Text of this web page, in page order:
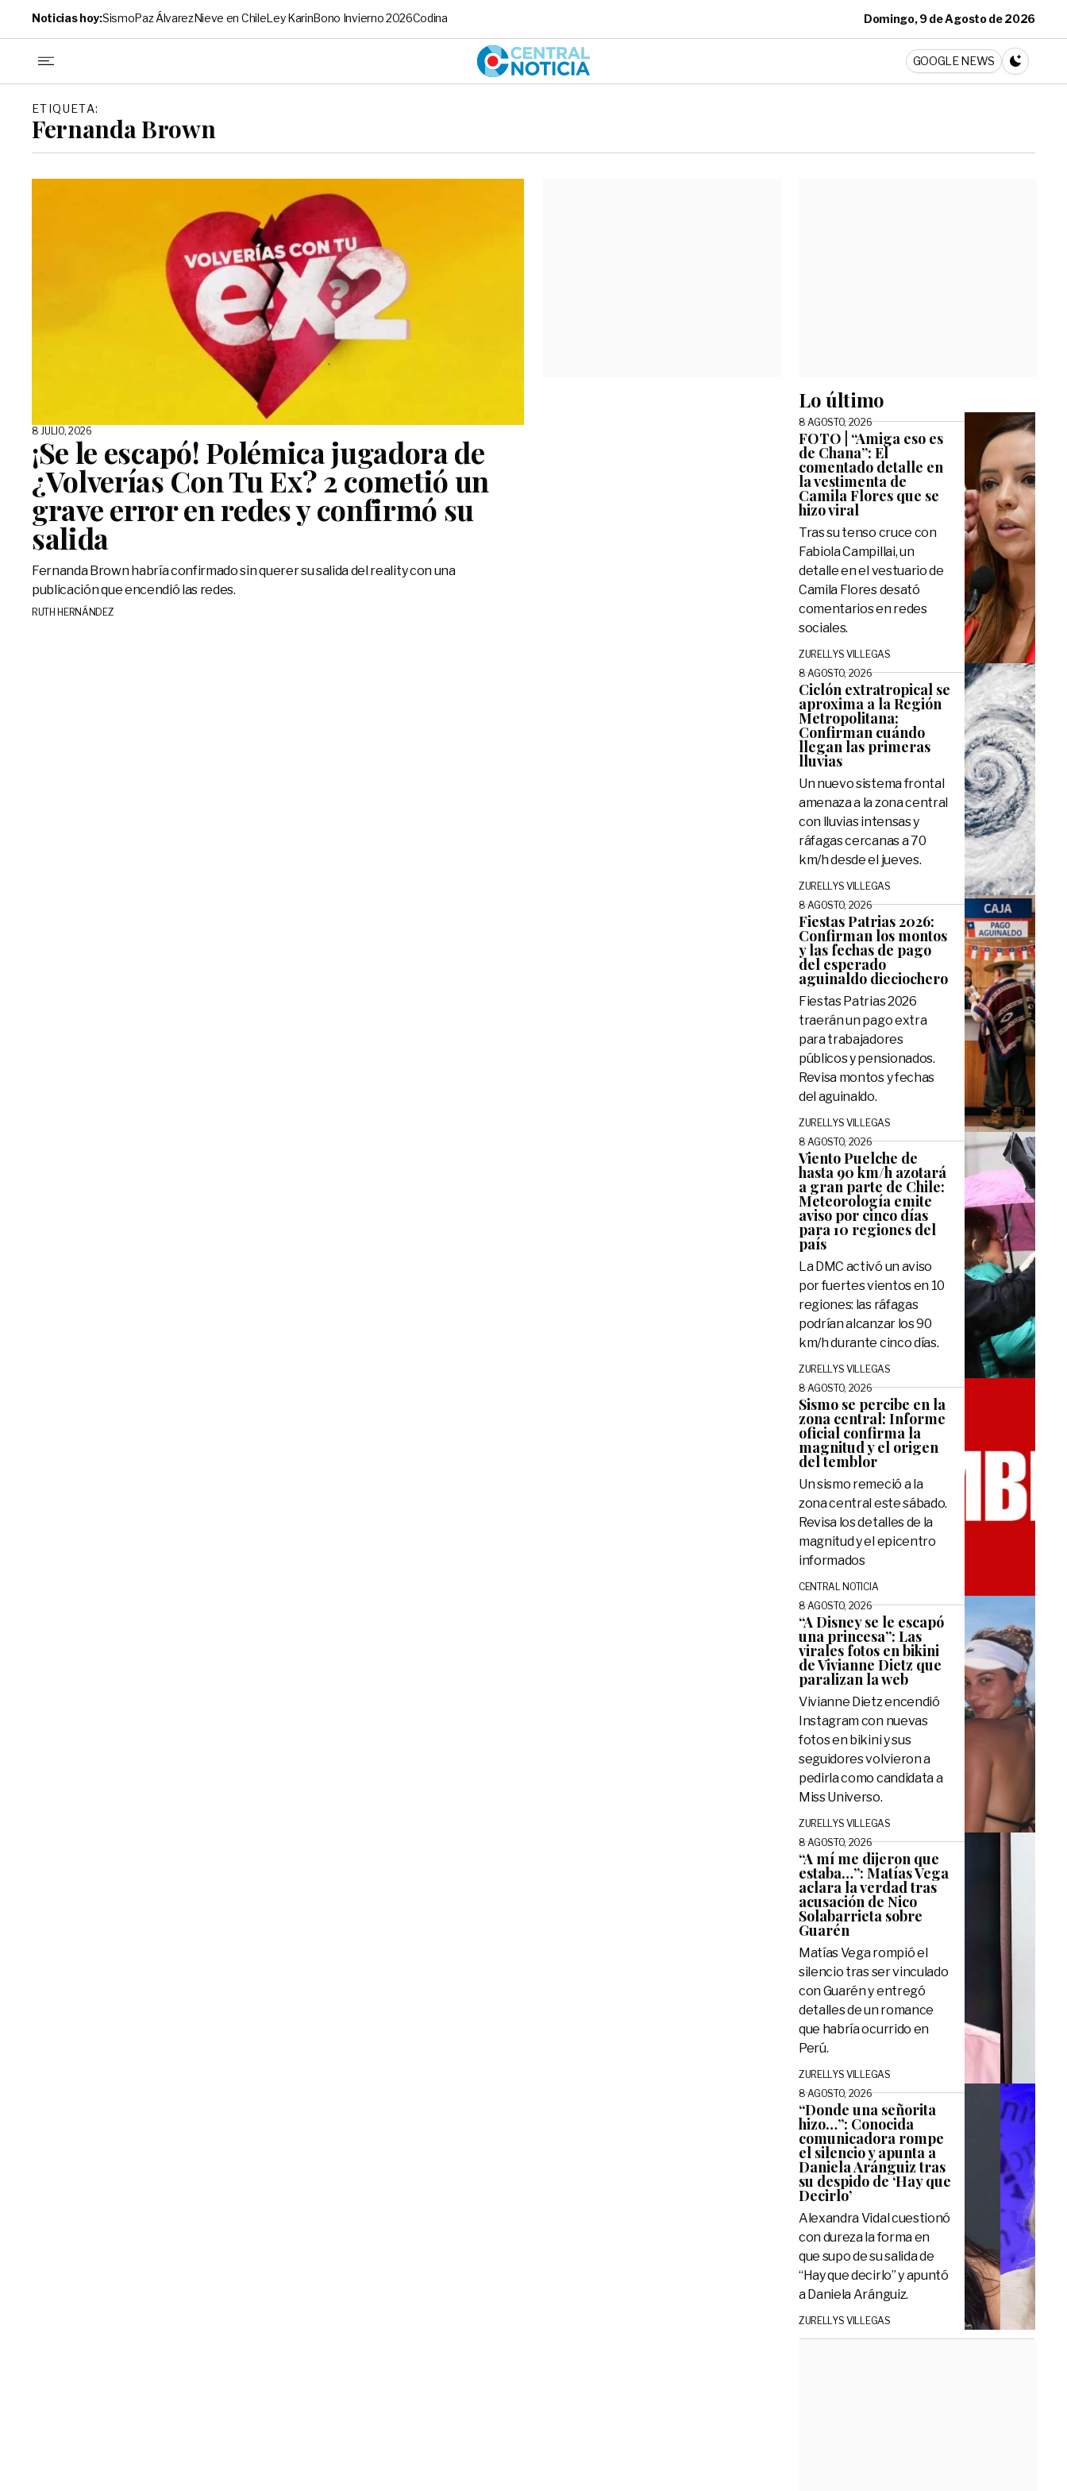
Noticias hoy:SismoPaz ÁlvarezNieve en ChileLey KarinBono Invierno 2026Codina Domingo, 9 de Agosto de 2026
Central Noticia
GOOGLE NEWS
CAMBIA A
ETIQUETA:
Fernanda Brown
8 JULIO, 2026
¡Se le escapó! Polémica jugadora de
¿Volverías Con Tu Ex? 2 cometió un
grave error en redes y confirmó su
salida
Fernanda Brown habría confirmado sin querer su salida del reality con una
publicación que encendió las redes.
RUTH HERNÁNDEZ
Lo último
8 AGOSTO, 2026
FOTO | “Amiga eso es
de Chana”: El
comentado detalle en
la vestimenta de
Camila Flores que se
hizo viral
Tras su tenso cruce con
Fabiola Campillai, un
detalle en el vestuario de
Camila Flores desató
comentarios en redes
sociales.
ZURELLYS VILLEGAS
8 AGOSTO, 2026
Ciclón extratropical se
aproxima a la Región
Metropolitana:
Confirman cuándo
llegan las primeras
lluvias
Un nuevo sistema frontal
amenaza a la zona central
con lluvias intensas y
ráfagas cercanas a 70
km/h desde el jueves.
ZURELLYS VILLEGAS
8 AGOSTO, 2026
Fiestas Patrias 2026:
Confirman los montos
y las fechas de pago
del esperado
aguinaldo dieciochero
Fiestas Patrias 2026
traerán un pago extra
para trabajadores
públicos y pensionados.
Revisa montos y fechas
del aguinaldo.
ZURELLYS VILLEGAS
8 AGOSTO, 2026
Viento Puelche de
hasta 90 km/h azotará
a gran parte de Chile:
Meteorología emite
aviso por cinco días
para 10 regiones del
país
La DMC activó un aviso
por fuertes vientos en 10
regiones: las ráfagas
podrían alcanzar los 90
km/h durante cinco días.
ZURELLYS VILLEGAS
8 AGOSTO, 2026
Sismo se percibe en la
zona central: Informe
oficial confirma la
magnitud y el origen
del temblor
Un sismo remeció a la
zona central este sábado.
Revisa los detalles de la
magnitud y el epicentro
informados
CENTRAL NOTICIA
8 AGOSTO, 2026
“A Disney se le escapó
una princesa”: Las
virales fotos en bikini
de Vivianne Dietz que
paralizan la web
Vivianne Dietz encendió
Instagram con nuevas
fotos en bikini y sus
seguidores volvieron a
pedirla como candidata a
Miss Universo.
ZURELLYS VILLEGAS
8 AGOSTO, 2026
“A mí me dijeron que
estaba…”: Matías Vega
aclara la verdad tras
acusación de Nico
Solabarrieta sobre
Guarén
Matías Vega rompió el
silencio tras ser vinculado
con Guarén y entregó
detalles de un romance
que habría ocurrido en
Perú.
ZURELLYS VILLEGAS
8 AGOSTO, 2026
“Donde una señorita
hizo…”: Conocida
comunicadora rompe
el silencio y apunta a
Daniela Aránguiz tras
su despido de ‘Hay que
Decirlo’
Alexandra Vidal cuestionó
con dureza la forma en
que supo de su salida de
“Hay que decirlo” y apuntó
a Daniela Aránguiz.
ZURELLYS VILLEGAS